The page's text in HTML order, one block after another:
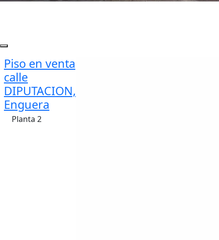
Piso en venta
calle
DIPUTACION,
Enguera
Planta 2